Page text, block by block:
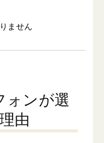
ません
ォンが選
由